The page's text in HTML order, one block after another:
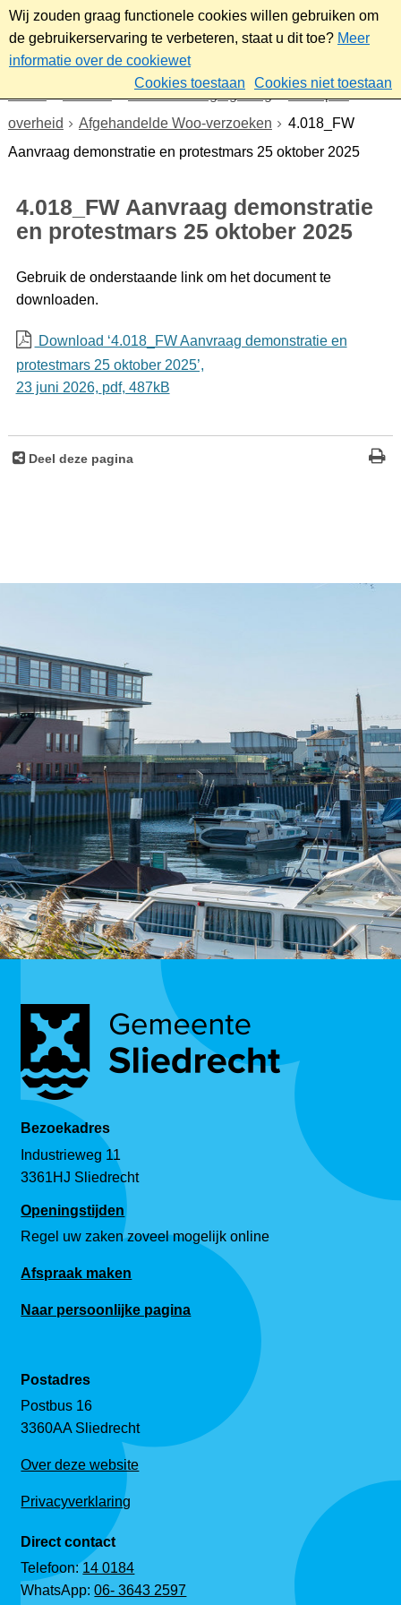
Wij zouden graag functionele cookies willen gebruiken om
de gebruikerservaring te verbeteren, staat u dit toe? Meer
informatie over de cookiewet
Cookies toestaan
Cookies niet toestaan
Beleid- en regelgeving
Wet open
overheid
Afgehandelde Woo-verzoeken
4.018_FW
Aanvraag demonstratie en protestmars 25 oktober 2025
4.018_FW Aanvraag demonstratie
en protestmars 25 oktober 2025
Gebruik de onderstaande link om het document te
downloaden.
Download ‘4.018_FW Aanvraag demonstratie en
protestmars 25 oktober 2025’,
23 juni 2026, pdf, 487kB
Deel deze pagina
Bezoekadres
Industrieweg 11
3361HJ Sliedrecht
Openingstijden
Regel uw zaken zoveel mogelijk online
Afspraak maken
Naar persoonlijke pagina
Postadres
Postbus 16
3360AA Sliedrecht
Over deze website
Privacyverklaring
Direct contact
Telefoon:14 0184
WhatsApp:06- 3643 2597